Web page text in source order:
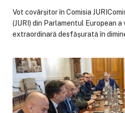
Vot covârșitor în Comisia
(JURI) din Parlamentul European
extraordinară desfășurată în